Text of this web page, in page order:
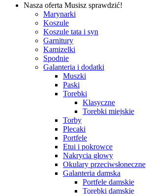
Nasza oferta Musisz sprawdzić!
Marynarki
Koszule
Koszule tata i syn
Garnitury
Kamizelki
Spodnie
Galanteria i dodatki
Muszki
Paski
Torebki
Klasyczne
Torebki miejskie
Torby
Plecaki
Portfele
Etui i pokrowce
Nakrycia głowy
Okulary przeciwsłoneczne
Galanteria damska
Portfele damskie
Torebki damskie